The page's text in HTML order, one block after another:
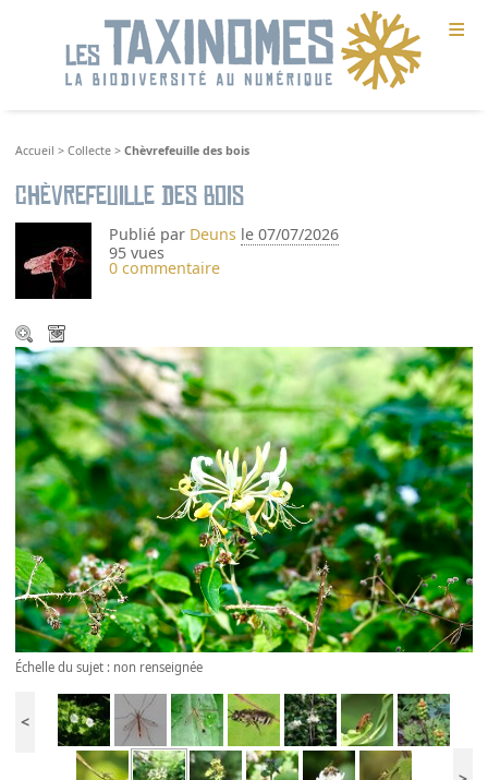
≡
Accueil >Collecte >Chèvrefeuille des bois
Chèvrefeuille des bois
Publié par Deuns le 07/07/2026
95 vues
0 commentaire
Échelle du sujet : non renseignée
<